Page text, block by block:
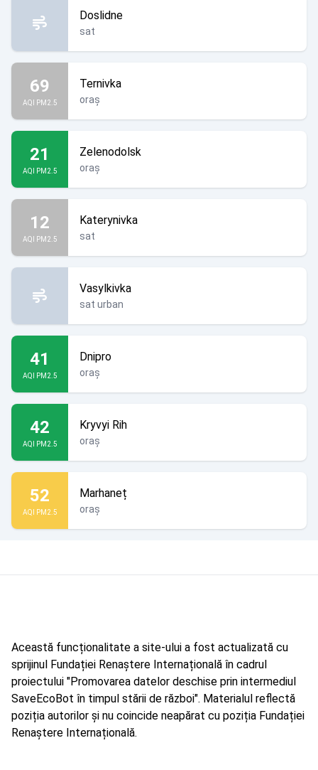
Doslidne
sat
69
AQI PM2.5
Ternivka
oraș
21
AQI PM2.5
Zelenodolsk
oraș
12
AQI PM2.5
Katerynivka
sat
Vasylkivka
sat urban
41
AQI PM2.5
Dnipro
oraș
42
AQI PM2.5
Kryvyi Rih
oraș
52
AQI PM2.5
Marhaneț
oraș
Această funcționalitate a site-ului a fost actualizată cu
sprijinul Fundației Renaștere Internațională în cadrul
proiectului "Promovarea datelor deschise prin intermediul
SaveEcoBot în timpul stării de război". Materialul reflectă
poziția autorilor și nu coincide neapărat cu poziția Fundației
Renaștere Internațională.